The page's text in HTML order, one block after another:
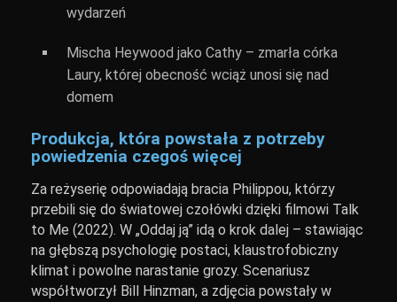
wydarzeń
Mischa Heywood jako Cathy – zmarła córka
Laury, której obecność wciąż unosi się nad
domem
Produkcja, która powstała z potrzeby
powiedzenia czegoś więcej
Za reżyserię odpowiadają bracia Philippou, którzy
przebili się do światowej czołówki dzięki filmowi Talk
to Me (2022). W „Oddaj ją” idą o krok dalej – stawiając
na głębszą psychologię postaci, klaustrofobiczny
klimat i powolne narastanie grozy. Scenariusz
współtworzył Bill Hinzman, a zdjęcia powstały w